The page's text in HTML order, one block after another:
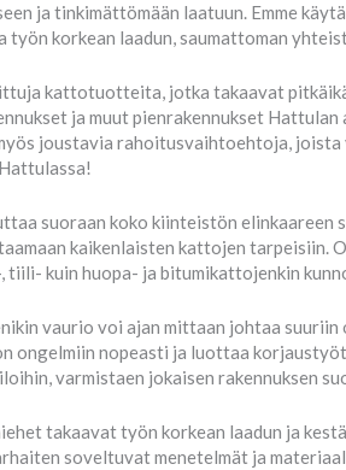
ja tinkimättömään laatuun. Emme
korkean laadun, saumattoman
kattotuotteita, jotka takaavat
ja muut pienrakennukset
joustavia rahoitusvaihtoehtoja,
suoraan koko kiinteistön
kaikenlaisten kattojen tarpeisiin.
kuin huopa- ja bitumikattojenkin
vaurio voi ajan mittaan johtaa
ongelmiin nopeasti ja luottaa
varmistaen jokaisen rakennuksen
takaavat työn korkean laadun ja
soveltuvat menetelmät ja